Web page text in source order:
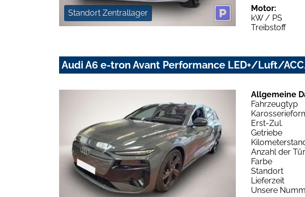
Standort Zentrallager
Motor:
kW / PS
Treibstoff
Audi A6 e-tron Avant Performance LED+/Luft/
Allgemeine
Fahrzeugtyp
Erst-Zul.
Getriebe
Anzahl der
Farbe
Standort
Lieferzeit
Unsere